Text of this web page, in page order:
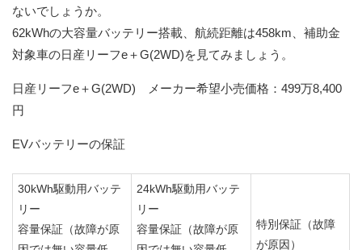
ないでしょうか。
62kWhの大容量バッテリー搭載、航続距離は458km、補助金
対象車の日産リーフe＋G(2WD)を見てみましょう。
日産リーフe＋G(2WD) メーカー希望小売価格：499万8,400
円
EVバッテリーの保証
30kWh駆動用バッテ
リー
容量保証（故障が原
24kWh駆動用バッテ
リー
容量保証（故障が原
特別保証（故障
が原因）